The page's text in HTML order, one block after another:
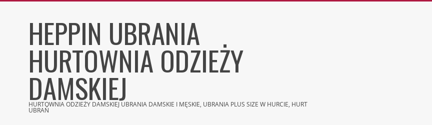
HEPPIN UBRANIA
HURTOWNIA ODZIEŻY
DAMSKIEJ
HURTOWNIA ODZIEŻY DAMSKIEJ UBRANIA DAMSKIE I MĘSKIE, UBRANIA PLUS SIZE W HURCIE, HURT
UBRAŃ